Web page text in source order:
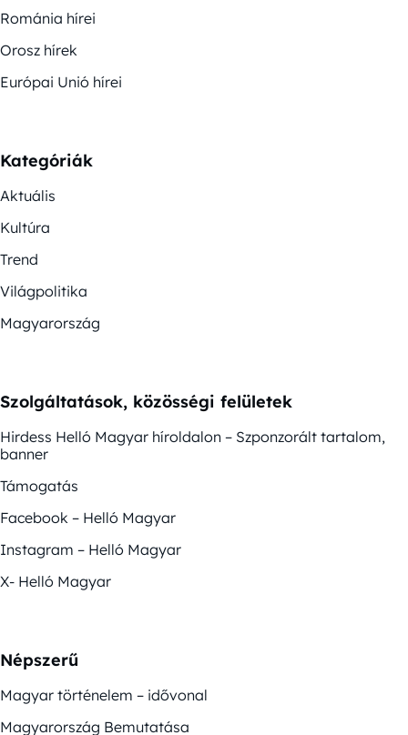
Románia hírei
Orosz hírek
Európai Unió hírei
Kategóriák
Aktuális
Kultúra
Trend
Világpolitika
Magyarország
Szolgáltatások, közösségi felületek
Hirdess Helló Magyar híroldalon – Szponzorált tartalom,
banner
Támogatás
Facebook – Helló Magyar
Instagram – Helló Magyar
X- Helló Magyar
Népszerű
Magyar történelem – idővonal
Magyarország Bemutatása